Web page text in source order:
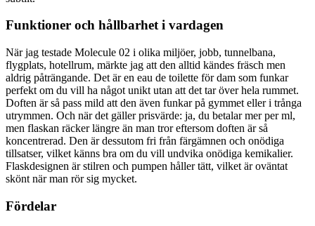
Funktioner och hållbarhet i vardagen
När jag testade Molecule 02 i olika miljöer, jobb, tunnelbana,
flygplats, hotellrum, märkte jag att den alltid kändes fräsch men
aldrig påträngande. Det är en eau de toilette för dam som funkar
perfekt om du vill ha något unikt utan att det tar över hela rummet.
Doften är så pass mild att den även funkar på gymmet eller i trånga
utrymmen. Och när det gäller prisvärde: ja, du betalar mer per ml,
men flaskan räcker längre än man tror eftersom doften är så
koncentrerad. Den är dessutom fri från färgämnen och onödiga
tillsatser, vilket känns bra om du vill undvika onödiga kemikalier.
Flaskdesignen är stilren och pumpen håller tätt, vilket är oväntat
skönt när man rör sig mycket.
Fördelar